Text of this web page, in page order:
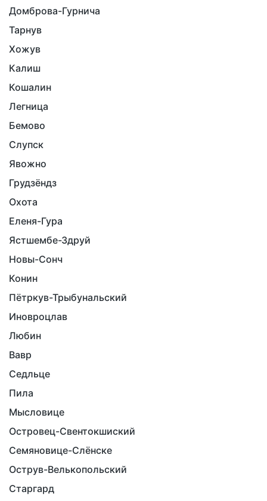
Домброва-Гурнича
Тарнув
Хожув
Калиш
Кошалин
Легница
Бемово
Слупск
Явожно
Грудзёндз
Охота
Еленя-Гура
Ястшембе-Здруй
Новы-Сонч
Конин
Пётркув-Трыбунальский
Иновроцлав
Любин
Вавр
Седльце
Пила
Мысловице
Островец-Свентокшиский
Семяновице-Слёнске
Острув-Велькопольский
Старгард